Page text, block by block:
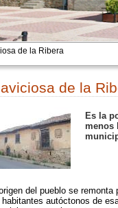
de la Ribera
de la
Es la
menos
del pueblo se
habitantes autóctonos de